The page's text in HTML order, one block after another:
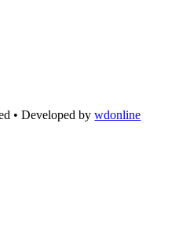
• Developed bywdonline